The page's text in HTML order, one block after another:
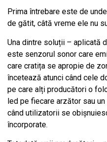
Prima întrebare este de
de gătit, câtă vreme ele nu
Una dintre soluții – aplicată
este senzorul sonor care
care cratița se apropie de
încetează atunci când cele
pe care alți producători o
led pe fiecare arzător sau
când utilizatorii se
încorporate.